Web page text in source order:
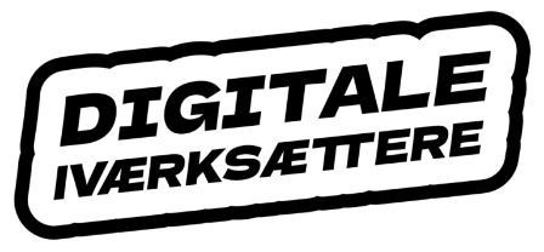
indhold